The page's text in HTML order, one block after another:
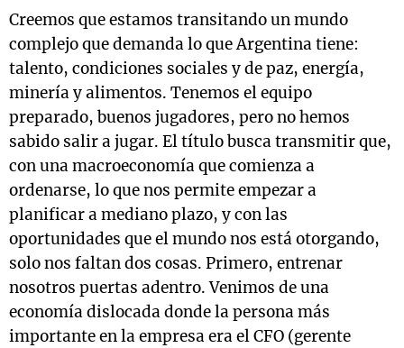
Creemos que estamos transitando un mundo
complejo que demanda lo que Argentina tiene:
talento, condiciones sociales y de paz, energía,
minería y alimentos. Tenemos el equipo
preparado, buenos jugadores, pero no hemos
sabido salir a jugar. El título busca transmitir que,
con una macroeconomía que comienza a
ordenarse, lo que nos permite empezar a
planificar a mediano plazo, y con las
oportunidades que el mundo nos está otorgando,
solo nos faltan dos cosas. Primero, entrenar
nosotros puertas adentro. Venimos de una
economía dislocada donde la persona más
importante en la empresa era el CFO (gerente